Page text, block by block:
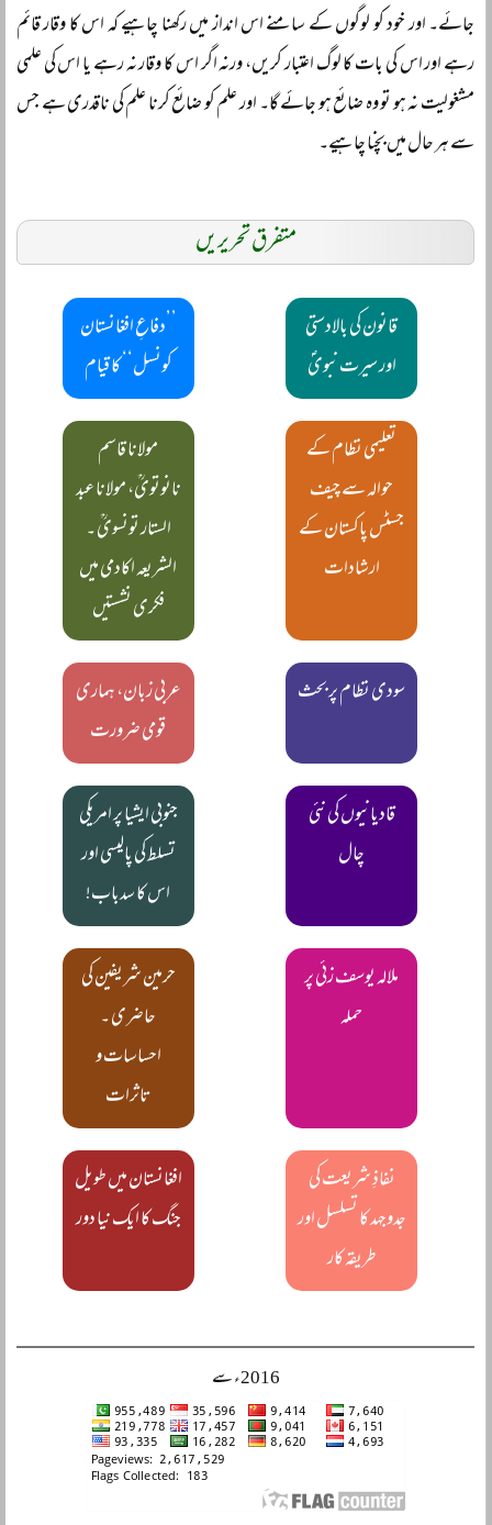
جائے۔ اور خود کو لوگوں کے سامنے اس انداز میں رکھنا چاہیے کہ اس کا وقار قائم
رہے اور اس کی بات کا لوگ اعتبار کریں، ورنہ اگر اس کا وقار نہ رہے یا اس کی علمی
مشغولیت نہ ہو تو وہ ضائع ہو جائے گا۔ اور علم کو ضائع کرنا علم کی ناقدری ہے جس
سے ہر حال میں بچنا چاہیے۔
متفرق تحریریں
قانون کی بالادستی
اور سیرت نبویؐ
’’دفاعِ افغانستان
کونسل‘‘ کا قیام
تعلیمی نظام کے
حوالہ سے چیف
جسٹس پاکستان کے
ارشادات
مولانا قاسم
نانوتویؒ، مولانا عبد
الستار تونسویؒ ۔
الشریعہ اکادمی میں
فکری نشستیں
سودی نظام پر بحث
عربی زبان، ہماری
قومی ضرورت
قادیانیوں کی نئی
چال
جنوبی ایشیا پر امریکی
تسلط کی پالیسی اور
اس کا سدباب!
ملالہ یوسف زئی پر
حملہ
حرمین شریفین کی
حاضری ۔
احساسات و
تاثرات
نفاذِ شریعت کی
جدوجہد کا تسلسل اور
طریقہ کار
افغانستان میں طویل
جنگ کا ایک نیا دور
2016ء سے